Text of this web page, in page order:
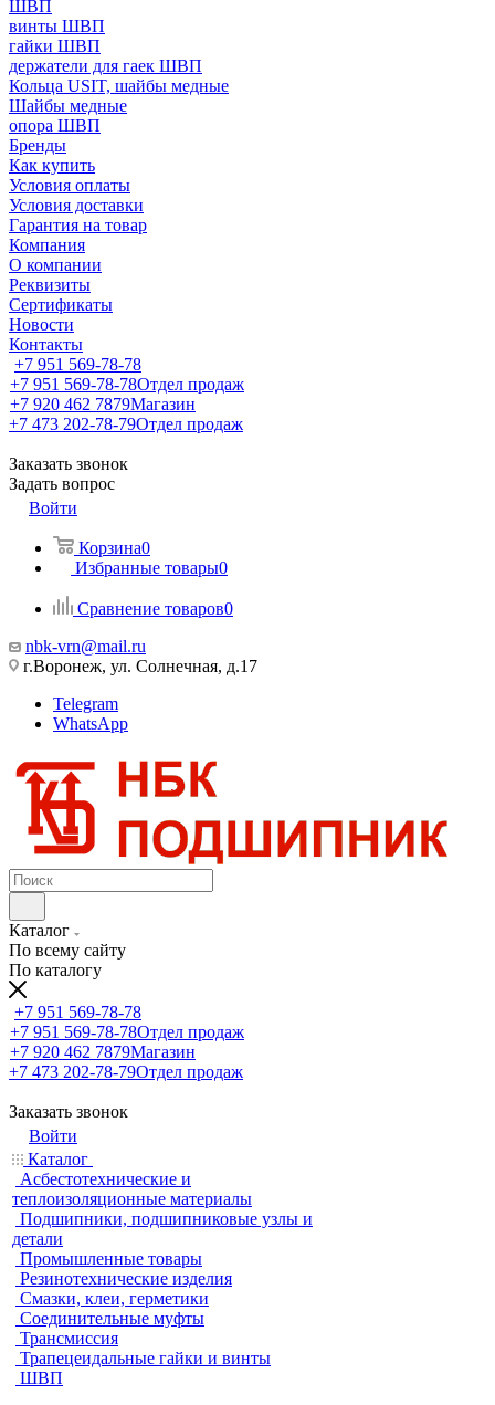
ШВП
винты ШВП
гайки ШВП
держатели для гаек ШВП
Кольца USIT, шайбы медные
Шайбы медные
опора ШВП
Бренды
Как купить
Условия оплаты
Условия доставки
Гарантия на товар
Компания
О компании
Реквизиты
Сертификаты
Новости
Контакты
+7 951 569-78-78
+7 951 569-78-78Отдел продаж
+7 920 462 7879Магазин
+7 473 202-78-79Отдел продаж
Заказать звонок
Задать вопрос
Войти
Корзина0
Избранные товары0
Сравнение товаров0
nbk-vrn@mail.ru
г.Воронеж, ул. Солнечная, д.17
Telegram
WhatsApp
Каталог
По всему сайту
По каталогу
+7 951 569-78-78
+7 951 569-78-78Отдел продаж
+7 920 462 7879Магазин
+7 473 202-78-79Отдел продаж
Заказать звонок
Войти
Каталог
Асбестотехнические и
теплоизоляционные материалы
Подшипники, подшипниковые узлы и
детали
Промышленные товары
Резинотехнические изделия
Смазки, клеи, герметики
Соединительные муфты
Трансмиссия
Трапецеидальные гайки и винты
ШВП